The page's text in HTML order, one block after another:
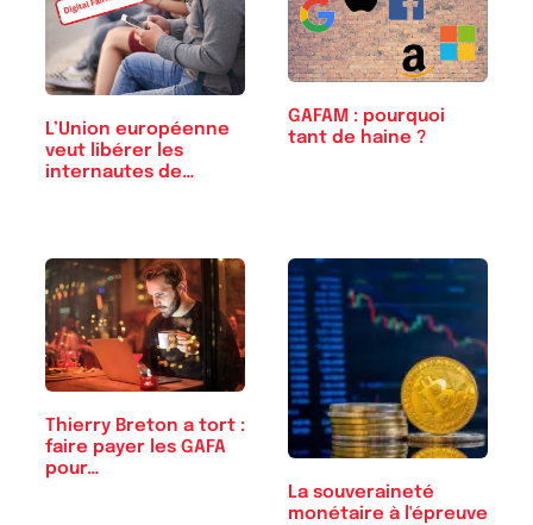
L’Union européenne
veut libérer les
internautes de…
GAFAM : pourquoi
tant de haine ?
Thierry Breton a tort :
faire payer les GAFA
pour…
La souveraineté
monétaire à l'épreuve